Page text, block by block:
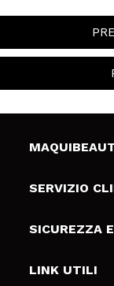
Chi siamo
Gift Cards
SERVIZIO
Spedizioni
Metodi di
SICUREZZA
Termini e
LINK UTILI